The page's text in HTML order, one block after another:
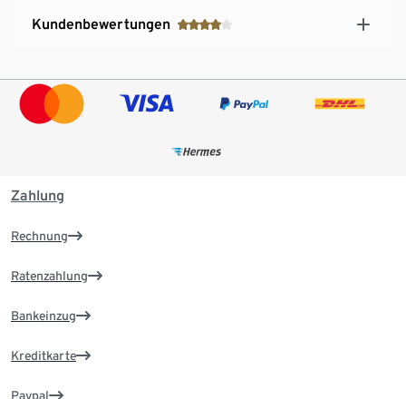
Kundenbewertungen
Zahlung
Rechnung
Ratenzahlung
Bankeinzug
Kreditkarte
Paypal